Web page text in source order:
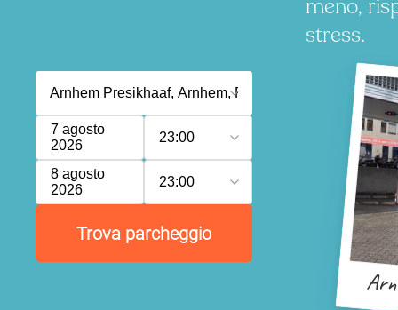
meno,
stress.
7 agosto
2026
23:00
8 agosto
2026
23:00
Trova parcheggio